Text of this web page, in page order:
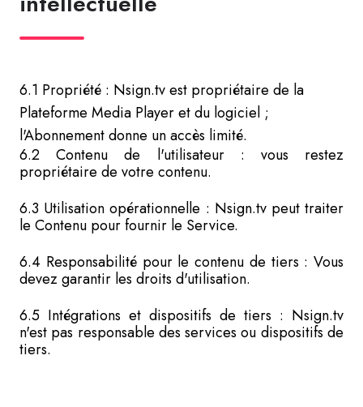
6.1 Propriété : Nsign.tv est propriétaire de la
Plateforme Media Player et du logiciel ;
l'Abonnement donne un accès limité.
6.2 Contenu de l'utilisateur : vous restez
propriétaire de votre contenu.
6.3 Utilisation opérationnelle : Nsign.tv peut traiter
le Contenu pour fournir le Service.
6.4 Responsabilité pour le contenu de tiers : Vous
devez garantir les droits d'utilisation.
6.5 Intégrations et dispositifs de tiers : Nsign.tv
n'est pas responsable des services ou dispositifs de
tiers.